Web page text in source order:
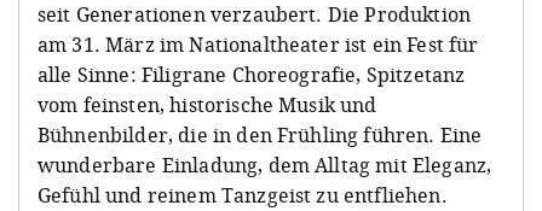
seit Generationen verzaubert. Die Produktion
am 31. März im Nationaltheater ist ein Fest für
alle Sinne: Filigrane Choreografie, Spitzetanz
vom feinsten, historische Musik und
Bühnenbilder, die in den Frühling führen. Eine
wunderbare Einladung, dem Alltag mit Eleganz,
Gefühl und reinem Tanzgeist zu entfliehen.